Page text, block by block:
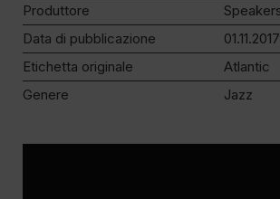
Produttore
Data di pubblicazione
01.11.2017
Etichetta originale
Atlantic
Genere
Jazz